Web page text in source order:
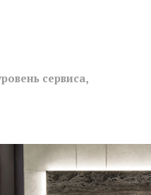
сервиса,